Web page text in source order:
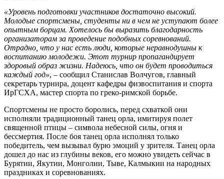
«Уровень подготовки участников достаточно высокий.
Молодые спортсмены, студенты ни в чем не уступают более
опытным борцам. Хотелось бы выразить благодарность
организаторам за проведение подобных соревнований.
Отрадно, что у нас есть люди, которые неравнодушны к
воспитанию молодежи. Этот турнир пропагандирует
здоровый образ жизни. Надеюсь, что он будет проводиться
каждый год», – сообщил Станислав Волчугов, главный
секретарь турнира, доцент кафедры физвоспитания и спорта
ИрГСХА, мастер спорта по греко-римской борьбе.
Спортсмены не просто боролись, перед схваткой они
исполняли традиционный танец орла, имитируя полет
священной птицы – символа небесной силы, огня и
бессмертия. После боя танец орла исполнял только
победитель, чем вызывал бурю эмоций у зрителя. Танец орла
дошел до нас из глубины веков, его можно увидеть сейчас в
Бурятии, Якутии, Монголии, Тыве, Калмыкии на народных
праздниках и соревнованиях.